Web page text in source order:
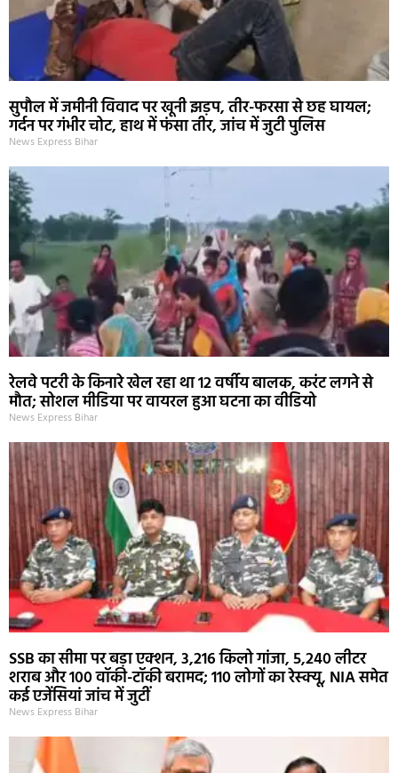
सुपौल में जमीनी विवाद पर खूनी झड़प, तीर-फरसा से छह घायल;
गर्दन पर गंभीर चोट, हाथ में फंसा तीर, जांच में जुटी पुलिस
News Express Bihar
रेलवे पटरी के किनारे खेल रहा था 12 वर्षीय बालक, करंट लगने से
मौत; सोशल मीडिया पर वायरल हुआ घटना का वीडियो
News Express Bihar
SSB का सीमा पर बड़ा एक्शन, 3,216 किलो गांजा, 5,240 लीटर
शराब और 100 वॉकी-टॉकी बरामद; 110 लोगों का रेस्क्यू, NIA समेत
कई एजेंसियां जांच में जुटीं
News Express Bihar